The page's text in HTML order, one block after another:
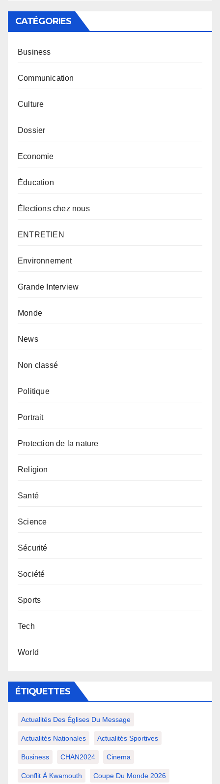
CATÉGORIES
Business
Communication
Culture
Dossier
Economie
Éducation
Élections chez nous
ENTRETIEN
Environnement
Grande Interview
Monde
News
Non classé
Politique
Portrait
Protection de la nature
Religion
Santé
Science
Sécurité
Société
Sports
Tech
World
ÉTIQUETTES
Actualités Des Églises Du Message
Actualités Nationales Actualités Sportives
Business CHAN2024 Cinema
Conflit À Kwamouth Coupe Du Monde 2026